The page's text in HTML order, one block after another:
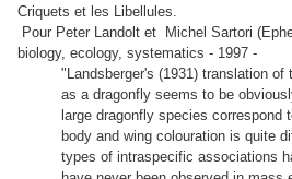
Criquets et les Libellules.
Pour Peter Landolt et ‎Michel Sartori
biology, ecology, systematics - 1997 -
"Landsberger's (1931) translation of
as a dragonfly seems to be
large dragonfly species
body and wing colouration is quite
types of intraspecific associations